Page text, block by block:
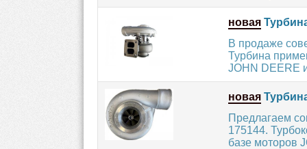
новая
В продаже
Турбина
JOHN DEERE
новая
Предлагаем
175144.
базе моторов